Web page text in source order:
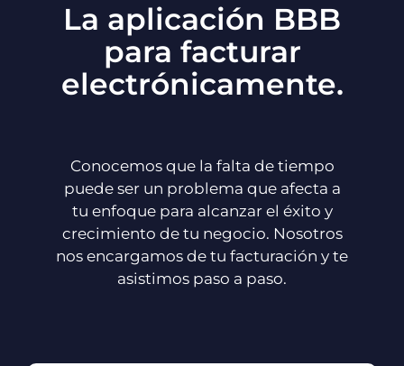
Iniciar sesión
Regístrate
La aplicación BBB
para facturar
electrónicamente.
Conocemos que la falta de tiempo
puede ser un problema que afecta a
tu enfoque para alcanzar el éxito y
crecimiento de tu negocio. Nosotros
nos encargamos de tu facturación y te
asistimos paso a paso.